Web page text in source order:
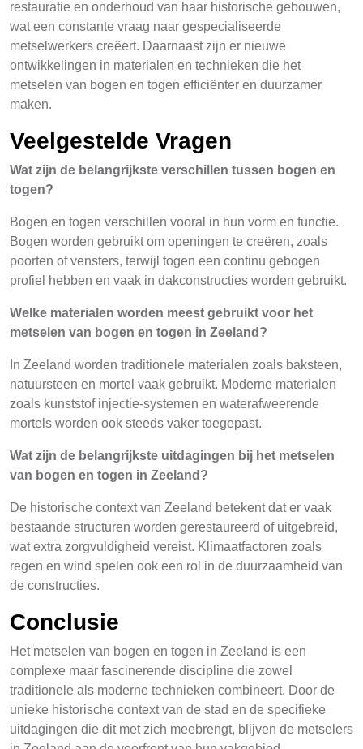
restauratie en onderhoud van haar historische gebouwen,
wat een constante vraag naar gespecialiseerde
metselwerkers creëert. Daarnaast zijn er nieuwe
ontwikkelingen in materialen en technieken die het
metselen van bogen en togen efficiënter en duurzamer
maken.
Veelgestelde Vragen
Wat zijn de belangrijkste verschillen tussen bogen en
togen?
Bogen en togen verschillen vooral in hun vorm en functie.
Bogen worden gebruikt om openingen te creëren, zoals
poorten of vensters, terwijl togen een continu gebogen
profiel hebben en vaak in dakconstructies worden gebruikt.
Welke materialen worden meest gebruikt voor het
metselen van bogen en togen in Zeeland?
In Zeeland worden traditionele materialen zoals baksteen,
natuursteen en mortel vaak gebruikt. Moderne materialen
zoals kunststof injectie-systemen en waterafweerende
mortels worden ook steeds vaker toegepast.
Wat zijn de belangrijkste uitdagingen bij het metselen
van bogen en togen in Zeeland?
De historische context van Zeeland betekent dat er vaak
bestaande structuren worden gerestaureerd of uitgebreid,
wat extra zorgvuldigheid vereist. Klimaatfactoren zoals
regen en wind spelen ook een rol in de duurzaamheid van
de constructies.
Conclusie
Het metselen van bogen en togen in Zeeland is een
complexe maar fascinerende discipline die zowel
traditionele als moderne technieken combineert. Door de
unieke historische context van de stad en de specifieke
uitdagingen die dit met zich meebrengt, blijven de metselers